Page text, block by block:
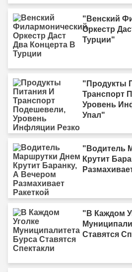
"Венский
Оркестр
Турции"
"Продукты
Транспорт
Уровень
Упал"
"Водитель
Крутит
"В Каждом
Ставятся